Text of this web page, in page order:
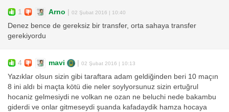
1 Arno 02 Şubat 2016 | 10:40
Denez bence de gereksiz bir transfer, orta sahaya transfer
gerekiyordu
4 mavi 02 Şubat 2016 | 10:13
Yazıklar olsun sizin gibi taraftara adam geldiğinden beri 10 maçın
8 ini aldı bi maçta kötü die neler soylyorsunuz sizin ertuğrul
hocaniz gelmesiydi ne volkan ne ozan ne beluchi nede bakambu
giderdi ve onlar gitmeseydi şuanda kafadaydik hamza hocaya